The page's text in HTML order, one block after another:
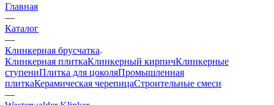
Главная
—
Каталог
—
Клинкерная брусчатка
Клинкерная плиткаКлинкерный кирпичКлинкерные
ступениПлитка для цоколяПромышленная
плиткаКерамическая черепицаСтроительные смеси
—